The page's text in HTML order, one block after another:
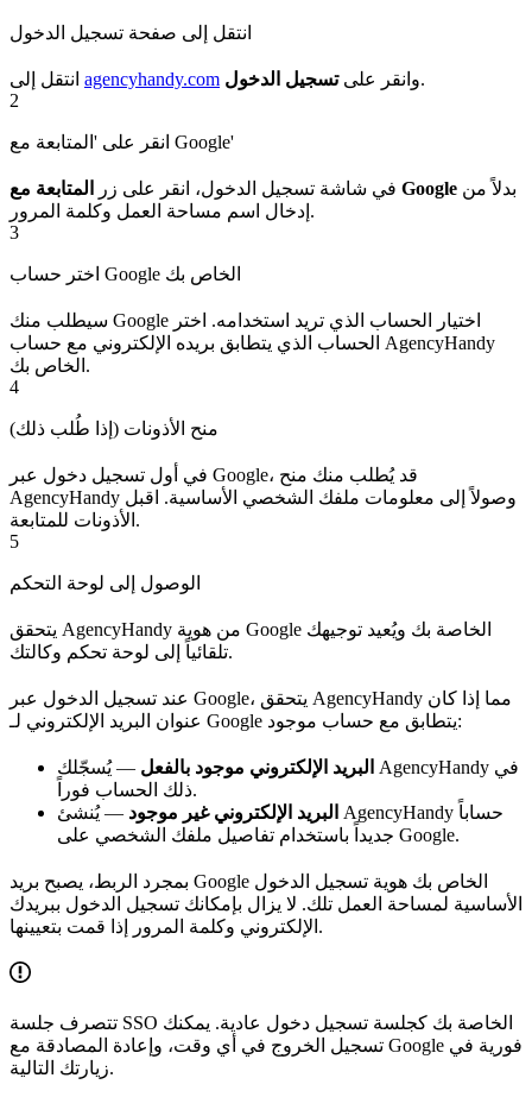
انتقل إلى صفحة تسجيل الدخول
agencyhandy.com وانقر علىتسجيل الدخول
.
2
انقر على 'المتابعة مع Google'
في شاشة تسجيل الدخول، انقر على زر المتابعة مع Google
إدخال اسم مساحة العمل وكلمة المرور.
3
اختر حساب Google الخاص بك
سيطلب منك Google اختيار الحساب الذي تريد استخدامه. اختر
الحساب الذي يتطابق بريده الإلكتروني مع حساب AgencyHandy
الخاص بك.
4
منح الأذونات (إذا طُلب ذلك)
في أول تسجيل دخول عبر Google، قد يُطلب منك منح
AgencyHandy وصولاً إلى معلومات ملفك الشخصي الأساسية. اقبل
الأذونات للمتابعة.
5
الوصول إلى لوحة التحكم
يتحقق AgencyHandy من هوية Google الخاصة بك ويُعيد توجيهك
تلقائياً إلى لوحة تحكم وكالتك.
عند تسجيل الدخول عبر Google، يتحقق AgencyHandy مما إذا كان
عنوان البريد الإلكتروني لـ Google يتطابق مع حساب موجود:
البريد الإلكتروني موجود بالفعل — يُسجّلك AgencyHandy في
ذلك الحساب فوراً.
البريد الإلكتروني غير موجود — يُنشئ AgencyHandy حساباً
جديداً باستخدام تفاصيل ملفك الشخصي على Google.
بمجرد الربط، يصبح بريد Google الخاص بك هوية تسجيل الدخول
الأساسية لمساحة العمل تلك. لا يزال بإمكانك تسجيل الدخول ببريدك
الإلكتروني وكلمة المرور إذا قمت بتعيينها.
تتصرف جلسة SSO الخاصة بك كجلسة تسجيل دخول عادية. يمكنك
تسجيل الخروج في أي وقت، وإعادة المصادقة مع Google فورية في
زيارتك التالية.